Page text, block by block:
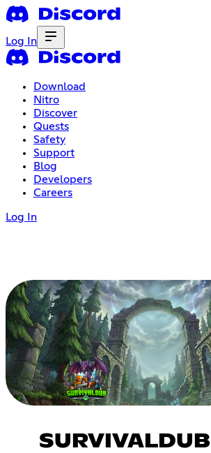
Log In
Download
Nitro
Discover
Quests
Safety
Support
Blog
Developers
Careers
Log In
SURVIVALDUB